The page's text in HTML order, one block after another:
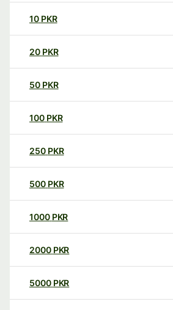
10 PKR
20 PKR
50 PKR
100 PKR
250 PKR
500 PKR
1000 PKR
2000 PKR
5000 PKR